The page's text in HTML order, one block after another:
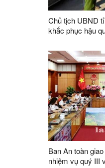
Chủ tịch UBND
khắc phục hậu
26/11/2025 tại
thuộc địa phận
Ban An toàn
nhiệm vụ quý III